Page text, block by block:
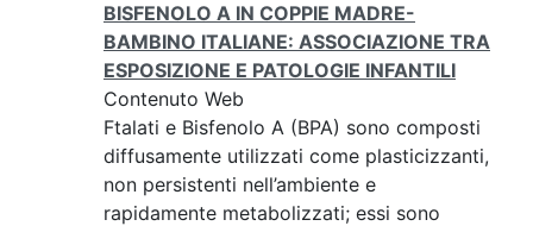
BISFENOLO A IN COPPIE MADRE-
BAMBINO ITALIANE: ASSOCIAZIONE TRA
ESPOSIZIONE E PATOLOGIE INFANTILI
Contenuto Web
Ftalati e Bisfenolo A (BPA) sono composti
diffusamente utilizzati come plasticizzanti,
non persistenti nell’ambiente e
rapidamente metabolizzati; essi sono